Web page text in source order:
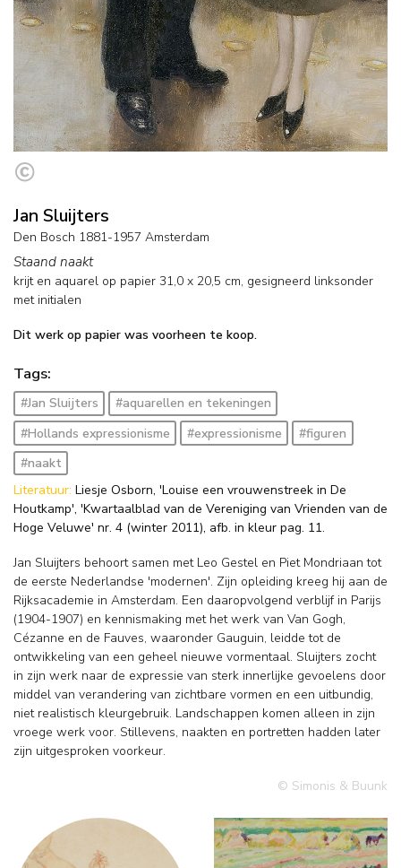
Jan Sluijters
Den Bosch 1881-1957 Amsterdam
Staand naakt
krijt en aquarel op papier 31,0 x 20,5 cm, gesigneerd linksonder
met initialen
Dit werk op papier was voorheen te koop.
Tags:
#Jan Sluijters
#aquarellen en tekeningen
#Hollands expressionisme
#expressionisme
#figuren
#naakt
Literatuur: Liesje Osborn, 'Louise een vrouwenstreek in De
Houtkamp', 'Kwartaalblad van de Vereniging van Vrienden van de
Hoge Veluwe' nr. 4 (winter 2011), afb. in kleur pag. 11.
Jan Sluijters behoort samen met Leo Gestel en Piet Mondriaan tot
de eerste Nederlandse 'modernen'. Zijn opleiding kreeg hij aan de
Rijksacademie in Amsterdam. Een daaropvolgend verblijf in Parijs
(1904-1907) en kennismaking met het werk van Van Gogh,
Cézanne en de Fauves, waaronder Gauguin, leidde tot de
ontwikkeling van een geheel nieuwe vormentaal. Sluijters zocht
in zijn werk naar de expressie van sterk innerlijke gevoelens door
middel van verandering van zichtbare vormen en een uitbundig,
niet realistisch kleurgebruik. Landschappen komen alleen in zijn
vroege werk voor. Stillevens, naakten en portretten hadden later
zijn uitgesproken voorkeur.
© Simonis & Buunk